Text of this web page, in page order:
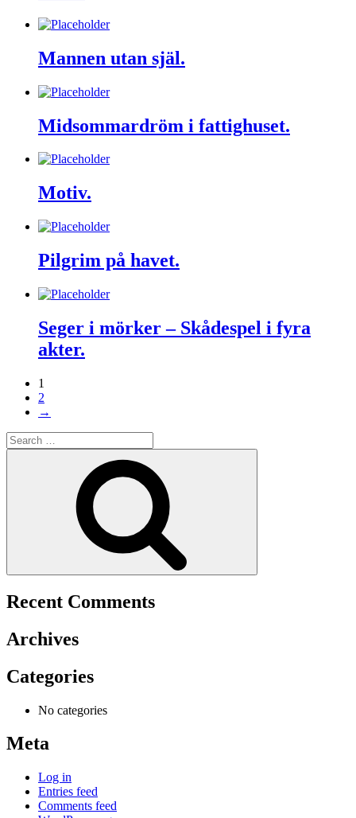
Mannen utan själ.
Midsommardröm i fattighuset.
Motiv.
Pilgrim på havet.
Seger i mörker – Skådespel i fyra
akter.
1
2
→
Search
for:
Recent Comments
Archives
Categories
No categories
Meta
Log in
Entries feed
Comments feed